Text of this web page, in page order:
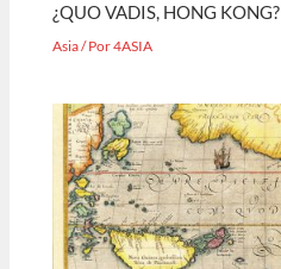
¿QUO VADIS, HONG KONG?
Asia/ Por4ASIA